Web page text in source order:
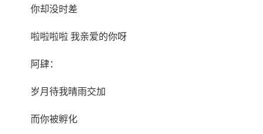
你却没时差
啦啦啦啦 我亲爱的你呀
阿肆：
岁月待我晴雨交加
而你被孵化